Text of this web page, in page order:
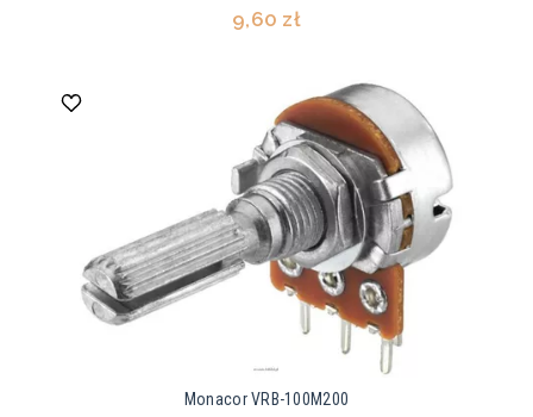
9,60 zł
Monacor VRB-100M200